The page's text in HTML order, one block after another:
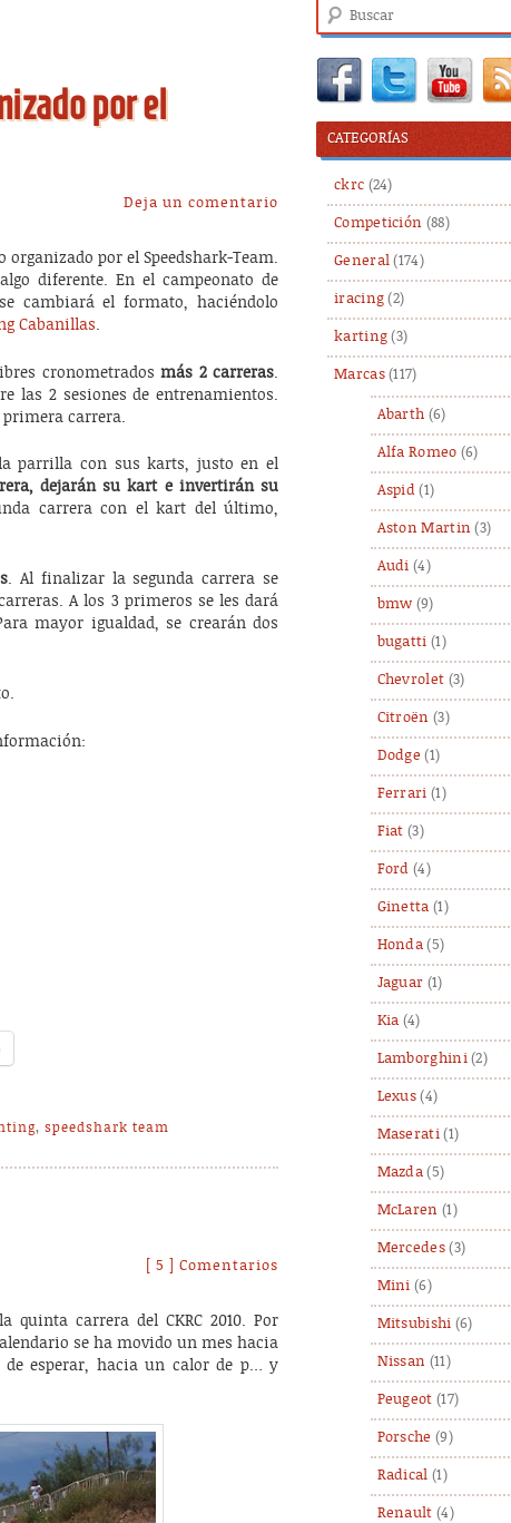
por el
Deja un comentario
organizado por el Speedshark-Team.
diferente. En el campeonato de
cambiará el formato, haciéndolo
Cabanillas.
cronometrados más 2 carreras.
las 2 sesiones de entrenamientos.
primera carrera.
parrilla con sus karts, justo en el
dejarán su kart e invertirán su
carrera con el kart del último,
. Al finalizar la segunda carrera se
A los 3 primeros se les dará
mayor igualdad, se crearán dos
, speedshark team
[ 5 ] Comentarios
carrera del CKRC 2010. Por
se ha movido un mes hacia
de esperar, hacia un calor de p… y
Buscar
CATEGORÍAS
ckrc (24)
Competición (88)
General (174)
iracing (2)
karting (3)
Marcas(117)
Abarth (6)
Alfa Romeo (6)
Aspid (1)
Aston Martin (3)
Audi (4)
bmw (9)
bugatti (1)
Chevrolet (3)
Citroën (3)
Dodge (1)
Ferrari (1)
Fiat (3)
Ford (4)
Ginetta (1)
Honda (5)
Jaguar (1)
Kia (4)
Lamborghini(2)
Lexus (4)
Maserati(1)
Mazda (5)
McLaren (1)
Mercedes(3)
Mini (6)
Mitsubishi (6)
Nissan (11)
Peugeot (17)
Porsche (9)
Radical (1)
Renault (4)